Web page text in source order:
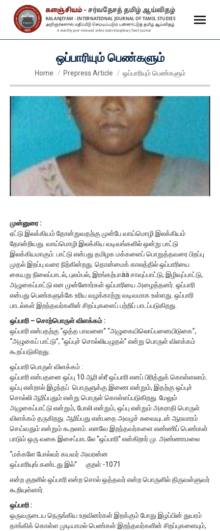
ஒப்பாரியும் பெண்களும்
You are here:
Home Prepress Article ஒப்பாரியும் பெண்களும்
முன்னுரை :
ஏட்டு இலக்கியம் தோன்றுவதற்கு முன்பே வாய்மொழி இலக்கியம்
தோன்றியது. வாய்மொழி இலக்கிய வடிவங்களில் ஒன்று பாட்டு
இலக்கியமாகும். பாட்டு என்பது தமிழக மக்களைப் பொறுத்தவரை பிறப்பு
முதல் இறப்பு வரை நிற்கின்றது. தொன்மைக் காலத்தில் ஒப்பாரியை
கையறு நிலைப்பாடல், புலம்பல், இரங்கற்பாää சாவுப்பாட்டு, இழிவுப்பாட்டு,
அழுகைப்பாட்டு என முன்னோர்கள் ஒப்பாரியை அழைத்தனர். ஒப்பாரி
என்பது பெண்களுக்கே உரிய வழக்காற்று வடிவமாக உள்ளது. ஒப்பாரி
பாடல்கள் இறந்தவர்களின் சிறப்புகளைப் பற்றிப் பாடப்படுகிறது.
ஒப்பாரி – சொற்பொருள் விளக்கம் :
ஒப்பாரி என்பதற்கு “ஒத்த பாவனை” “அழுகையிலொப்பனையிடுகை”,
“அழுகைப் பாட்டு”, “ஒப்புச் சொல்லியழுதல்” என்று பொருள் விளக்கம்
கூறப்படுகிறது.
ஒப்பாரி பொருள் விளக்கம் :
ஒப்பாரி என்பதனை ஒப்பு 10 ஆரி ஸ்ரீ ஒப்பாரி எனப் பிரித்துக் கொள்ளலாம்.
ஒப்பு என்றால் இழந்தப் பொருளுக்கு இணை என்றும், இதற்கு ஒப்புச்
சொல்லி ஆரிப்பதும் என்று பொருள் கொள்ளப்படுகிறது. மேலும்
அழுகைப்பாட்டு என்றும், போலி என்றும், ஒப்பு என்றும் அகராதி பொருள்
விளக்கம் தருகிறது. ஆரிப்பது என்பதை அவழச் சுவையுடன் ஆரவாரம்
செய்வதும் என்றும் கூறலாம். எனவே இறந்தவர்களை எண்ணிப் பெண்கள்
பாடும் ஒரு வகை இசைப்பாடலே “ஒப்பாரி” என்கிறார் மு. அண்ணாமலை
“மக்களே போல்வர் கயவர் அவரன்ன
ஒப்பாரியுங் கண்டது இல்” குறள் -1071
என்ற குறளில் ஒப்பாரி என்ற சொல் ஒத்தவர் என்ற பொருளில் திருவள்ளுவர்
கூறியுள்ளார்.
ஒப்பாரி :
ஒருவருடைய நெருங்கிய உறவினர்கள் இறக்கும் போது இழப்பின் துயரம்
தாங்கிக் கொள்ள முடியாமல் பெண்கள் இறந்தவர்களின் சிறப்புகளையும்,